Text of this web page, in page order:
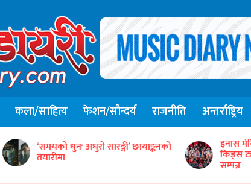
कला/साहित्य फेशन/सौन्दर्य राजनीति अन्तर्राष्ट्रिय
‘समयको धुनः अधुरो सारङ्गी’ छायाङ्कनको
तयारीमा
इनास
किड्स
सम्पन्न